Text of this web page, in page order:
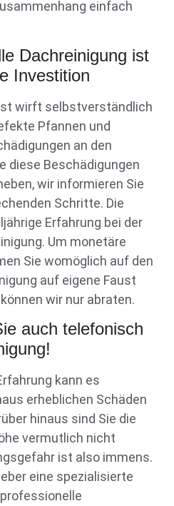
einfach
Dachreinigung ist
Investition
wirft selbstverständlich
Pfannen und
an den
diese Beschädigungen
wir informieren Sie
Schritte. Die
Erfahrung bei der
Um monetäre
Sie womöglich auf den
auf eigene Faust
wir nur abraten.
auch telefonisch
kann es
erheblichen Schäden
hinaus sind Sie die
vermutlich nicht
ist also immens.
eine spezialisierte